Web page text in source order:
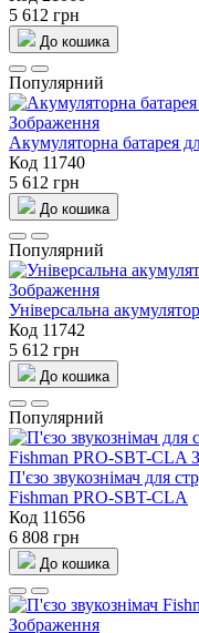
5 612 грн
До кошика
Популярний
Акумуляторна батарея
Код 11740
5 612 грн
До кошика
Популярний
Універсальна
Код 11742
5 612 грн
До кошика
Популярний
П'єзо звукознімач для
Fishman PRO-SBT-CLA
Код 11656
6 808 грн
До кошика